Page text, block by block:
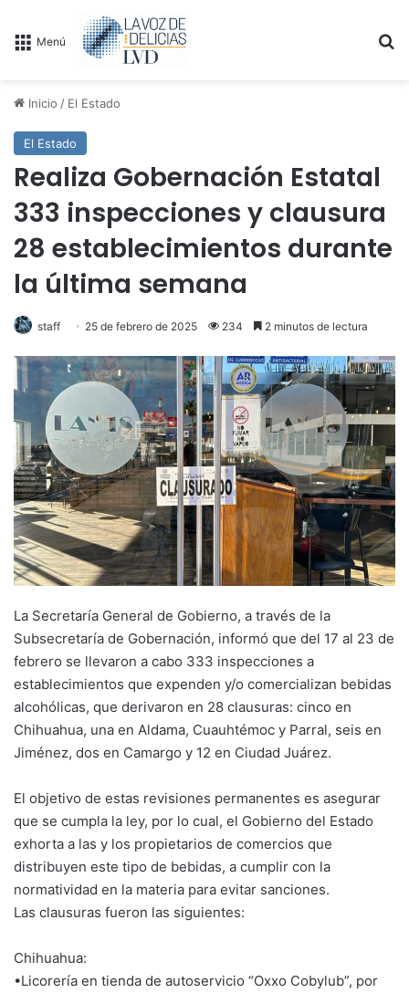
Menú
Inicio / El Estado
El Estado
Realiza Gobernación Estatal
333 inspecciones y clausura
28 establecimientos durante
la última semana
staff 25 de febrero de 2025 234 2 minutos de lectura
La Secretaría General de Gobierno, a través de la
Subsecretaría de Gobernación, informó que del 17 al 23 de
febrero se llevaron a cabo 333 inspecciones a
establecimientos que expenden y/o comercializan bebidas
alcohólicas, que derivaron en 28 clausuras: cinco en
Chihuahua, una en Aldama, Cuauhtémoc y Parral, seis en
Jiménez, dos en Camargo y 12 en Ciudad Juárez.
El objetivo de estas revisiones permanentes es asegurar
que se cumpla la ley, por lo cual, el Gobierno del Estado
exhorta a las y los propietarios de comercios que
distribuyen este tipo de bebidas, a cumplir con la
normatividad en la materia para evitar sanciones.
Las clausuras fueron las siguientes:
Chihuahua:
•Licorería en tienda de autoservicio “Oxxo Cobylub”, por